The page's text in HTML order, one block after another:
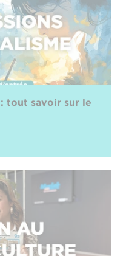
: tout savoir sur le